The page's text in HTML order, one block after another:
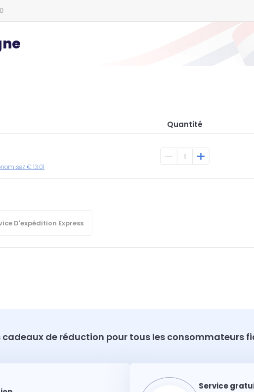
Quantité
€ 13.01
D'expédition Express
cadeaux de réduction pour tous les consommateurs